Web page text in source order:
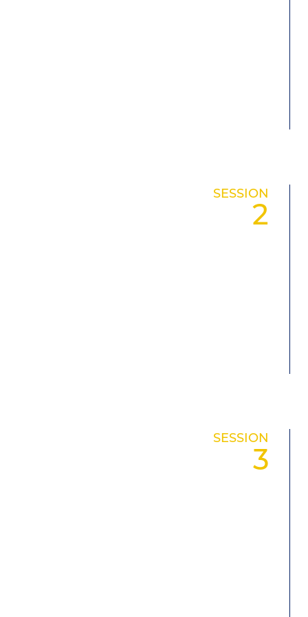
SESSION
2
SESSION
3